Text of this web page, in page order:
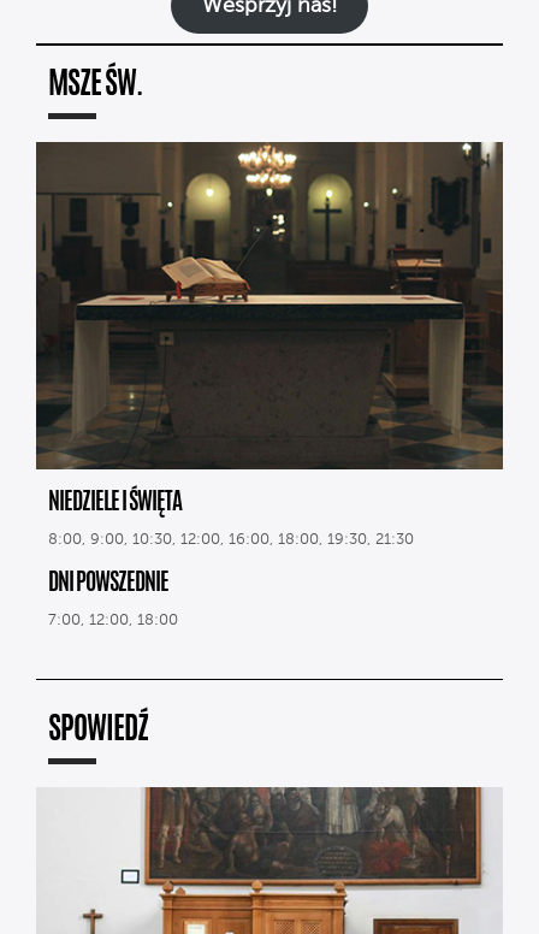
Wesprzyj nas!
MSZE ŚW.
NIEDZIELE I ŚWIĘTA
8:00, 9:00, 10:30, 12:00, 16:00, 18:00, 19:30, 21:30
DNI POWSZEDNIE
7:00, 12:00, 18:00
SPOWIEDŹ